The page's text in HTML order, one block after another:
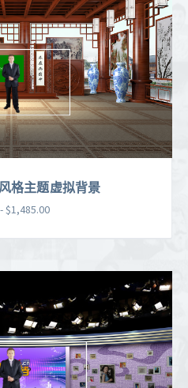
格主题虚拟背景
$1,485.00